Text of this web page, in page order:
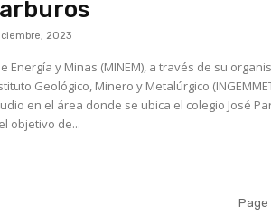
2023
Energía y Minas (MINEM), a través de su
Geológico, Minero y Metalúrgico
en el área donde se ubica el colegio José
objetivo de...
Page